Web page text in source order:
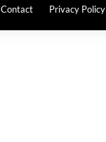
Contact Privacy Policy